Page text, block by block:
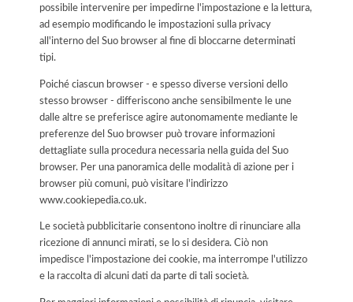
possibile intervenire per impedirne l'impostazione e la lettura,
ad esempio modificando le impostazioni sulla privacy
all'interno del Suo browser al fine di bloccarne determinati
tipi.
Poiché ciascun browser - e spesso diverse versioni dello
stesso browser - differiscono anche sensibilmente le une
dalle altre se preferisce agire autonomamente mediante le
preferenze del Suo browser può trovare informazioni
dettagliate sulla procedura necessaria nella guida del Suo
browser. Per una panoramica delle modalità di azione per i
browser più comuni, può visitare l'indirizzo
www.cookiepedia.co.uk.
Le società pubblicitarie consentono inoltre di rinunciare alla
ricezione di annunci mirati, se lo si desidera. Ciò non
impedisce l'impostazione dei cookie, ma interrompe l'utilizzo
e la raccolta di alcuni dati da parte di tali società.